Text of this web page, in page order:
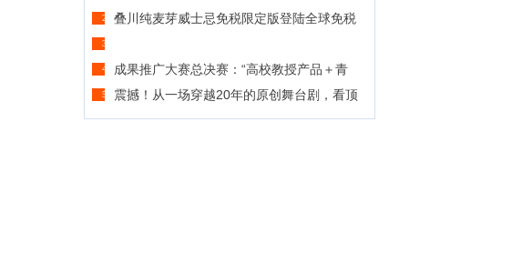
2 叠川纯麦芽威士忌免税限定版登陆全球免税
3
4 成果推广大赛总决赛：“高校教授产品＋青
5 震撼！从一场穿越20年的原创舞台剧，看顶